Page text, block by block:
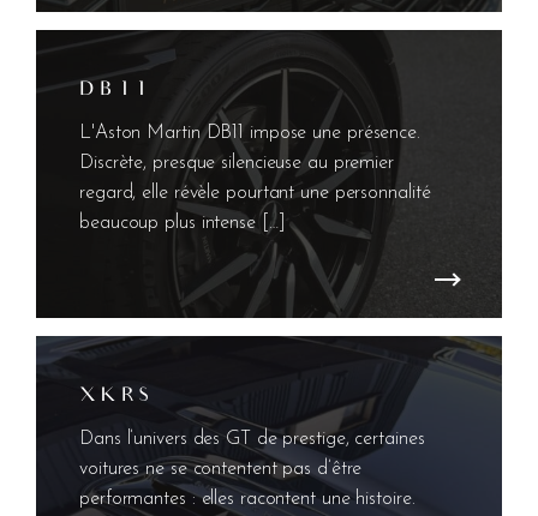
D B 1 1
L'Aston Martin DB11 impose une présence.
Discrète, presque silencieuse au premier
regard, elle révèle pourtant une personnalité
beaucoup plus intense […]
X K R S
Dans l’univers des GT de prestige, certaines
voitures ne se contentent pas d’être
performantes : elles racontent une histoire.